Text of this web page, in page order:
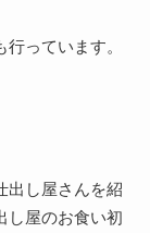
っています。
出し屋さんを紹
し屋のお食い初